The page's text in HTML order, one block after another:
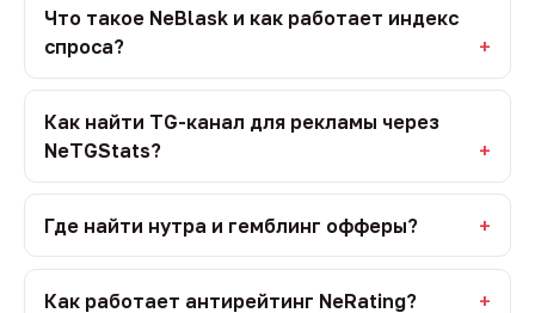
Что такое NeBlask и как работает индекс
спроса?
Как найти TG-канал для рекламы через
NeTGStats?
Где найти нутра и гемблинг офферы?
Как работает антирейтинг NeRating?